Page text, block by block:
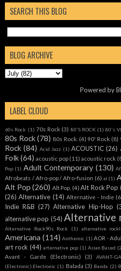
SEARCH THIS BLOG
BLOG ARCHIVE
Powered by
LABEL CLOUD
60s Rock (1) 70s Rock (3) 80'S ROCK (1) 80's
80s Rock (78) 80s Rock. (4) 90' Rock (8)
Rock (84) Acid Jazz (1) ACOUSTIC (26)
Folk (64) acoustic pop (11) acoustic rock
Pop (1) Adult Contemporary (130)
Afrobeats / Afro-pop / Afro-fusion (6) al (1)
Alt Pop (260) Alt Pop. (4) Alt Rock Pop
(26) Alternative (14) Alternative - Indie
Indie R&B (27) Alternative Hip-Hop
alternative pop (54) Alternative
Alternative Rock90s Rock
(1) alternative rockl
Americana (114) Anthemic (1) AOR -
art rock (44) arternative pop (1) Asian Based
Avant - Garde (Electronic)
(3) AVANT-
(Electronic).Electronic (1) Balada (3) Banda (2)